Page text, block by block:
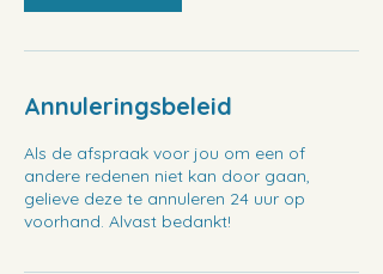
Annuleringsbeleid
Als de afspraak voor jou om een of
andere redenen niet kan door gaan,
gelieve deze te annuleren 24 uur op
voorhand. Alvast bedankt!